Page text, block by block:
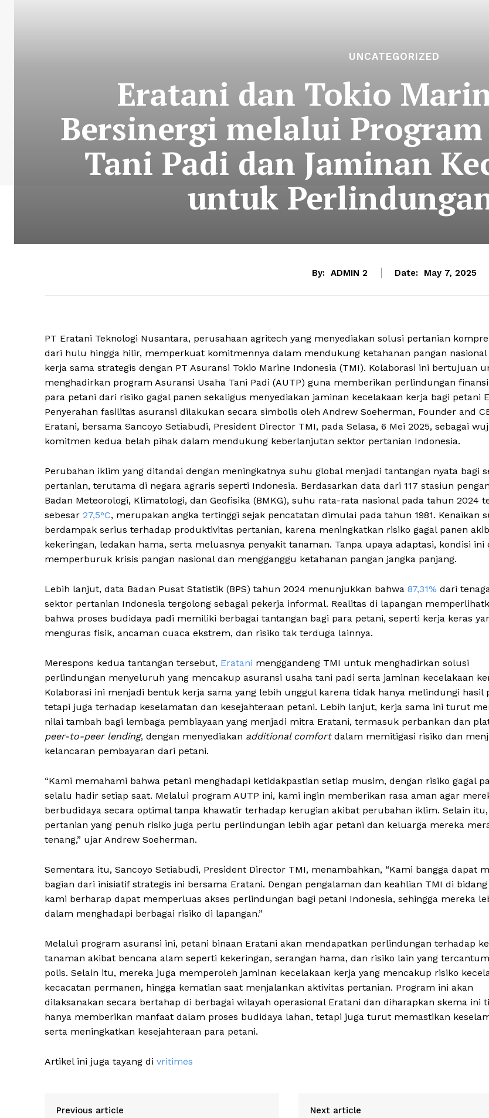
UNCATEGORIZED
Eratani dan Tokio
Bersinergi melalui
Tani Padi dan Jaminan
untuk
By: ADMIN 2 Date: May 7, 2025
PT Eratani Teknologi Nusantara, perusahaan agritech yang menyediakan solusi pertanian
dari hulu hingga hilir, memperkuat komitmennya dalam mendukung ketahanan pangan
kerja sama strategis dengan PT Asuransi Tokio Marine Indonesia (TMI). Kolaborasi ini bertujuan
menghadirkan program Asuransi Usaha Tani Padi (AUTP) guna memberikan perlindungan
para petani dari risiko gagal panen sekaligus menyediakan jaminan kecelakaan kerja bagi petani
Penyerahan fasilitas asuransi dilakukan secara simbolis oleh Andrew Soeherman, Founder and
Eratani, bersama Sancoyo Setiabudi, President Director TMI, pada Selasa, 6 Mei 2025, sebagai
komitmen kedua belah pihak dalam mendukung keberlanjutan sektor pertanian Indonesia.
Perubahan iklim yang ditandai dengan meningkatnya suhu global menjadi tantangan nyata bagi
pertanian, terutama di negara agraris seperti Indonesia. Berdasarkan data dari 117 stasiun
Badan Meteorologi, Klimatologi, dan Geofisika (BMKG), suhu rata-rata nasional pada tahun 2024
sebesar 27,5°C, merupakan angka tertinggi sejak pencatatan dimulai pada tahun 1981. Kenaikan
berdampak serius terhadap produktivitas pertanian, karena meningkatkan risiko gagal panen
kekeringan, ledakan hama, serta meluasnya penyakit tanaman. Tanpa upaya adaptasi, kondisi ini
memperburuk krisis pangan nasional dan mengganggu ketahanan pangan jangka panjang.
Lebih lanjut, data Badan Pusat Statistik (BPS) tahun 2024 menunjukkan bahwa 87,31% dari
sektor pertanian Indonesia tergolong sebagai pekerja informal. Realitas di lapangan
bahwa proses budidaya padi memiliki berbagai tantangan bagi para petani, seperti kerja keras
menguras fisik, ancaman cuaca ekstrem, dan risiko tak terduga lainnya.
Merespons kedua tantangan tersebut, Eratani menggandeng TMI untuk menghadirkan solusi
perlindungan menyeluruh yang mencakup asuransi usaha tani padi serta jaminan kecelakaan
Kolaborasi ini menjadi bentuk kerja sama yang lebih unggul karena tidak hanya melindungi hasil
tetapi juga terhadap keselamatan dan kesejahteraan petani. Lebih lanjut, kerja sama ini turut
nilai tambah bagi lembaga pembiayaan yang menjadi mitra Eratani, termasuk perbankan dan
peer-to-peer lending, dengan menyediakan additional comfortdalam memitigasi risiko dan
kelancaran pembayaran dari petani.
“Kami memahami bahwa petani menghadapi ketidakpastian setiap musim, dengan risiko gagal
selalu hadir setiap saat. Melalui program AUTP ini, kami ingin memberikan rasa aman agar
berbudidaya secara optimal tanpa khawatir terhadap kerugian akibat perubahan iklim. Selain
pertanian yang penuh risiko juga perlu perlindungan lebih agar petani dan keluarga mereka
tenang,” ujar Andrew Soeherman.
Sementara itu, Sancoyo Setiabudi, President Director TMI, menambahkan, “Kami bangga dapat
bagian dari inisiatif strategis ini bersama Eratani. Dengan pengalaman dan keahlian TMI di
kami berharap dapat memperluas akses perlindungan bagi petani Indonesia, sehingga mereka
dalam menghadapi berbagai risiko di lapangan.”
Melalui program asuransi ini, petani binaan Eratani akan mendapatkan perlindungan terhadap
tanaman akibat bencana alam seperti kekeringan, serangan hama, dan risiko lain yang
polis. Selain itu, mereka juga memperoleh jaminan kecelakaan kerja yang mencakup risiko
kecacatan permanen, hingga kematian saat menjalankan aktivitas pertanian. Program ini akan
dilaksanakan secara bertahap di berbagai wilayah operasional Eratani dan diharapkan skema ini
hanya memberikan manfaat dalam proses budidaya lahan, tetapi juga turut memastikan
serta meningkatkan kesejahteraan para petani.
Artikel ini juga tayang di vritimes
Previous article Next article